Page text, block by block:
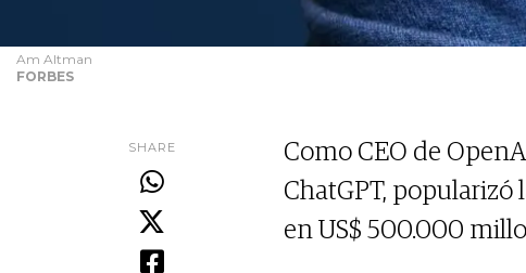
Am Altman
FORBES
SHARE
Como CEO de
ChatGPT,
en US$ 500.000